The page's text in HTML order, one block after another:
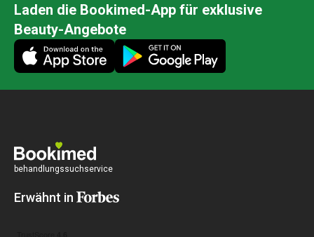
Laden die Bookimed-App für exklusive
Beauty-Angebote
behandlungssuchservice
Erwähnt in